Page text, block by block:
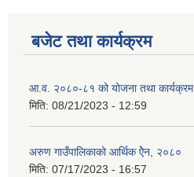
बजेट तथा कार्यक्रम
आ.व. २०८०-८१ को योजना तथा कार्यक्रम
मिति: 08/21/2023 - 12:59
अरुण गाउँपालिकाको आर्थिक ऐेन, २०८०
मिति: 07/17/2023 - 16:57